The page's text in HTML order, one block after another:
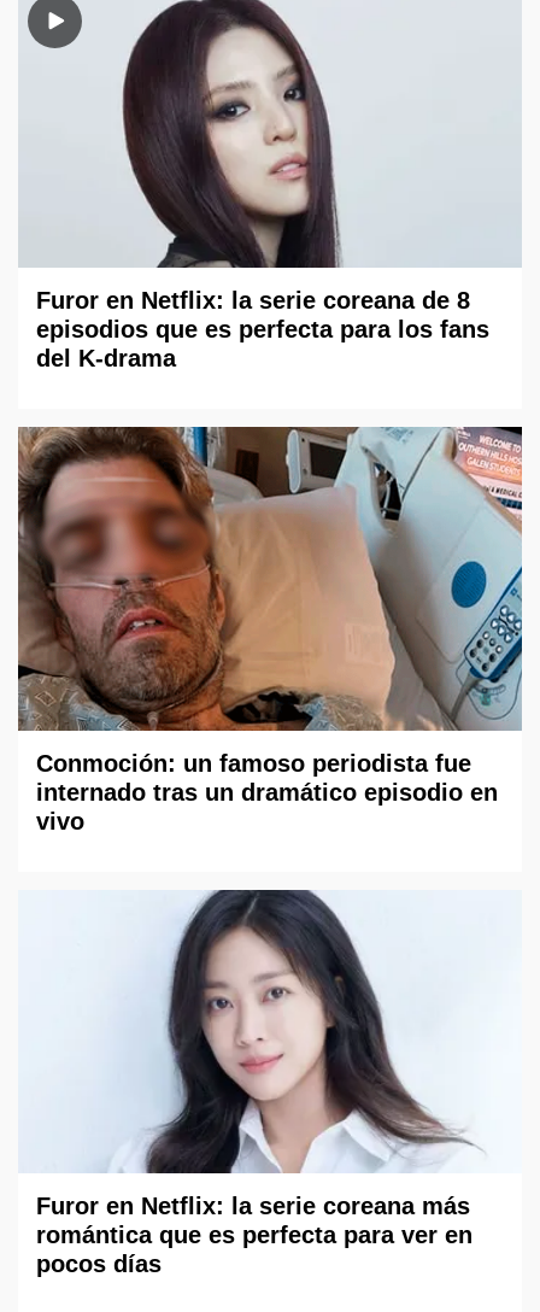
Furor en Netflix: la serie coreana de 8
episodios que es perfecta para los fans
del K-drama
Conmoción: un famoso periodista fue
internado tras un dramático episodio en
vivo
Furor en Netflix: la serie coreana más
romántica que es perfecta para ver en
pocos días